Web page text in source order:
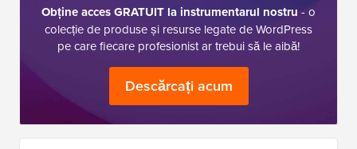
Obține acces GRATUIT la instrumentarul nostru - o
colecție de produse și resurse legate de WordPress
pe care fiecare profesionist ar trebui să le aibă!
Descărcați acum